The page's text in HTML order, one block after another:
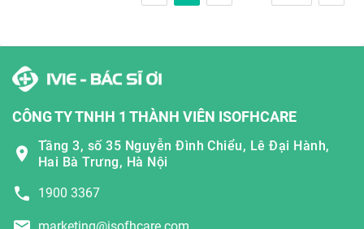
CÔNG TY TNHH 1 THÀNH VIÊN ISOFHCARE
Tầng 3, số 35 Nguyễn Đình Chiểu, Lê Đại Hành,
Hai Bà Trưng, Hà Nội
1900 3367